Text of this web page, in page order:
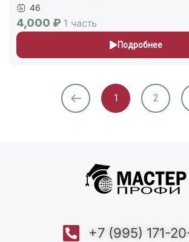
46
4,000 ₽ 1 часть
Подробнее
1 2
+7 (995) 171-